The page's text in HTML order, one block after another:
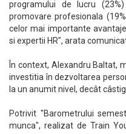
programului de lucru
promovare profesionala
celor mai importante
si expertii HR", arata
În context, Alexandru Baltat,
investitia în dezvoltarea
la un anumit nivel, decât
Potrivit "Barometrului
munca", realizat de Train